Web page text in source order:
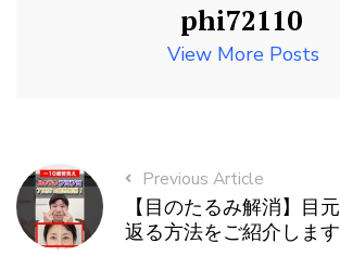
phi72110
View More Posts
Previous Article
【目のたるみ解消】目
返る方法をご紹介します